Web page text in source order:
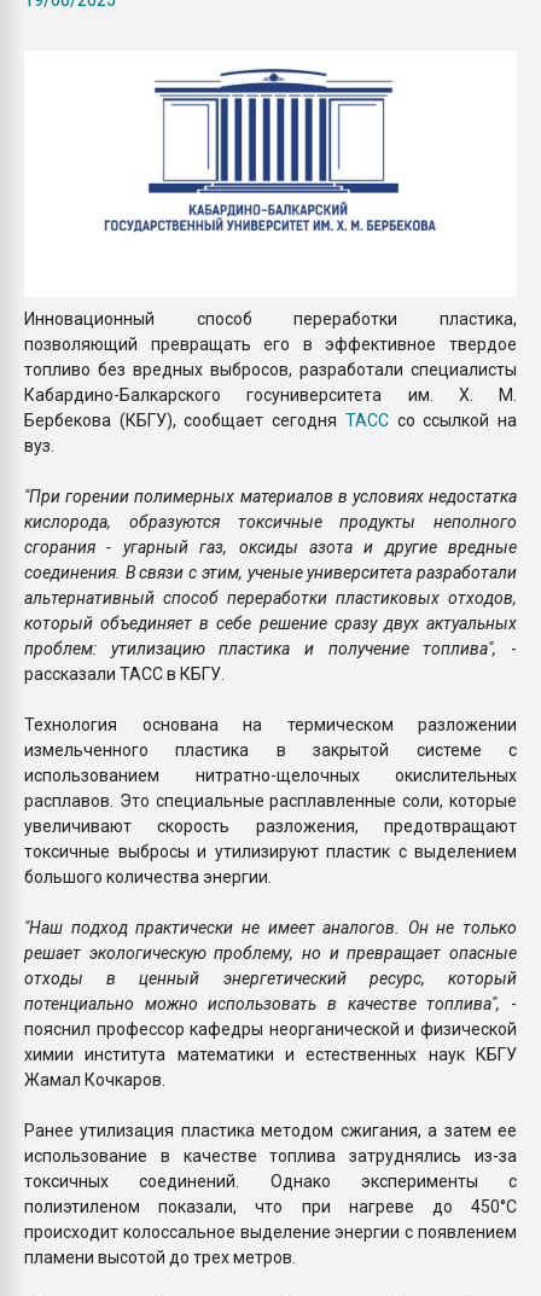
Инновационный способ переработки пластика,
позволяющий превращать его в эффективное твердое
топливо без вредных выбросов, разработали специалисты
Кабардино-Балкарского госуниверситета им. Х. М.
Бербекова (КБГУ), сообщает сегодня ТАССсо ссылкой на
вуз.
"При горении полимерных материалов в условиях недостатка
кислорода, образуются токсичные продукты неполного
сгорания - угарный газ, оксиды азота и другие вредные
соединения. В связи с этим, ученые университета разработали
альтернативный способ переработки пластиковых отходов,
который объединяет в себе решение сразу двух актуальных
проблем: утилизацию пластика и получение топлива", -
рассказали ТАСС в КБГУ.
Технология основана на термическом разложении
измельченного пластика в закрытой системе с
использованием нитратно-щелочных окислительных
расплавов. Это специальные расплавленные соли, которые
увеличивают скорость разложения, предотвращают
токсичные выбросы и утилизируют пластик с выделением
большого количества энергии.
"Наш подход практически не имеет аналогов. Он не только
решает экологическую проблему, но и превращает опасные
отходы в ценный энергетический ресурс, который
потенциально можно использовать в качестве топлива", -
пояснил профессор кафедры неорганической и физической
химии института математики и естественных наук КБГУ
Жамал Кочкаров.
Ранее утилизация пластика методом сжигания, а затем ее
использование в качестве топлива затруднялись из-за
токсичных соединений. Однако эксперименты с
полиэтиленом показали, что при нагреве до 450°С
происходит колоссальное выделение энергии с появлением
пламени высотой до трех метров.